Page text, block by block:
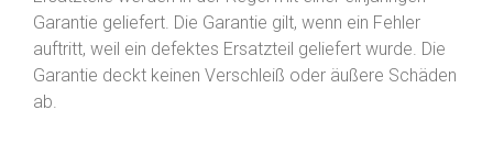
Garantie geliefert. Die Garantie gilt, wenn ein Fehler
auftritt, weil ein defektes Ersatzteil geliefert wurde. Die
Garantie deckt keinen Verschleiß oder äußere Schäden
ab.